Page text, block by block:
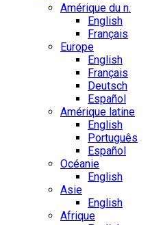
Amérique du n.
English
Français
Europe
English
Français
Deutsch
Español
Amérique latine
English
Português
Español
Océanie
English
Asie
English
Afrique